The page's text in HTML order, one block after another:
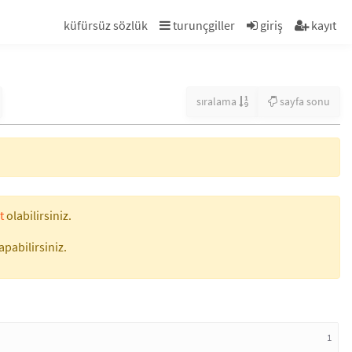
küfürsüz sözlük turunçgiller giriş kayıt
sıralama sayfa sonu
olabilirsiniz.
1